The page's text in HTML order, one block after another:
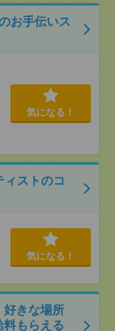
お手伝いス
気になる！
ィストのコ
気になる！
好きな場所
もらえる